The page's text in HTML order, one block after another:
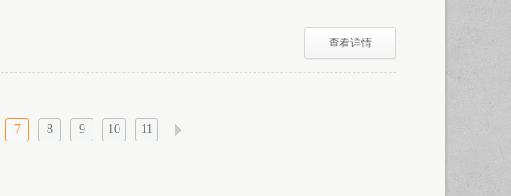
查看详情
7 8 9 10 11